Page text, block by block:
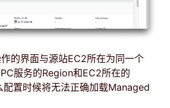
的界面与源站EC2所在为同一个
服务的Region和EC2所在的
置时候将无法正确加载Managed